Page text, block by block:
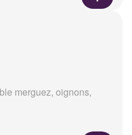
merguez, oignons,